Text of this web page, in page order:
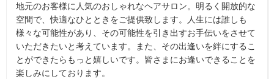
地元のお客様に人気のおしゃれなヘアサロン。明るく開放的な
空間で、快適なひとときをご提供致します。人生には誰しも
様々な可能性があり、その可能性を引き出すお手伝いをさせて
いただきたいと考えています。また、その出逢いを絆にするこ
とができたらもっと嬉しいです。皆さまにお逢いできることを
楽しみにしております。